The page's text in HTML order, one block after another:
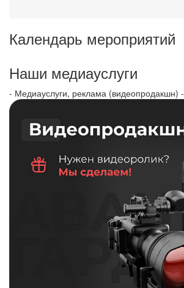
Календарь мероприятий
Наши медиауслуги
- Медиауслуги, реклама (видеопродакшн) -